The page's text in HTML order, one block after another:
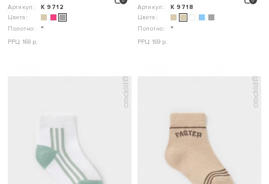
Артикул:
К 9712
Цвета:
Полотно:
"
РРЦ: 169 р.
Артикул:
К 9718
Цвета:
Полотно:
"
РРЦ: 169 р.